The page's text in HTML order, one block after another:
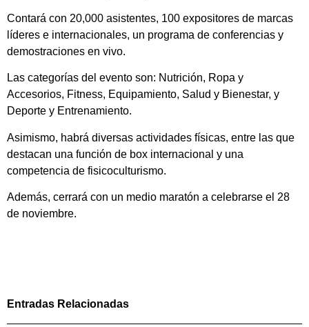
Contará con 20,000 asistentes, 100 expositores de marcas
líderes e internacionales, un programa de conferencias y
demostraciones en vivo.
Las categorías del evento son: Nutrición, Ropa y
Accesorios, Fitness, Equipamiento, Salud y Bienestar, y
Deporte y Entrenamiento.
Asimismo, habrá diversas actividades físicas, entre las que
destacan una función de box internacional y una
competencia de fisicoculturismo.
Además, cerrará con un medio maratón a celebrarse el 28
de noviembre.
Entradas Relacionadas